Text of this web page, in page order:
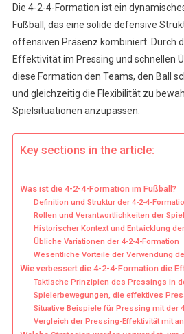
Die 4-2-4-Formation ist ein
Fußball, das eine solide defensive
offensiven Präsenz kombiniert. Durch
Effektivität im Pressing und schnellen
diese Formation den Teams, den Ball
und gleichzeitig die Flexibilität zu
Spielsituationen anzupassen.
Key sections in the article:
Was ist die 4-2-4-Formation im Fußball?
Definition und Struktur der 4-2-4-
Rollen und Verantwortlichkeiten der
Historischer Kontext und Entwicklung
Übliche Variationen der 4-2-4-Formation
Wesentliche Vorteile der Verwendung
Wie verbessert die 4-2-4-Formation die
Taktische Prinzipien des Pressings in
Spielerbewegungen, die effektives
Situative Beispiele für Pressing mit der
Vergleich der Pressing-Effektivität mit